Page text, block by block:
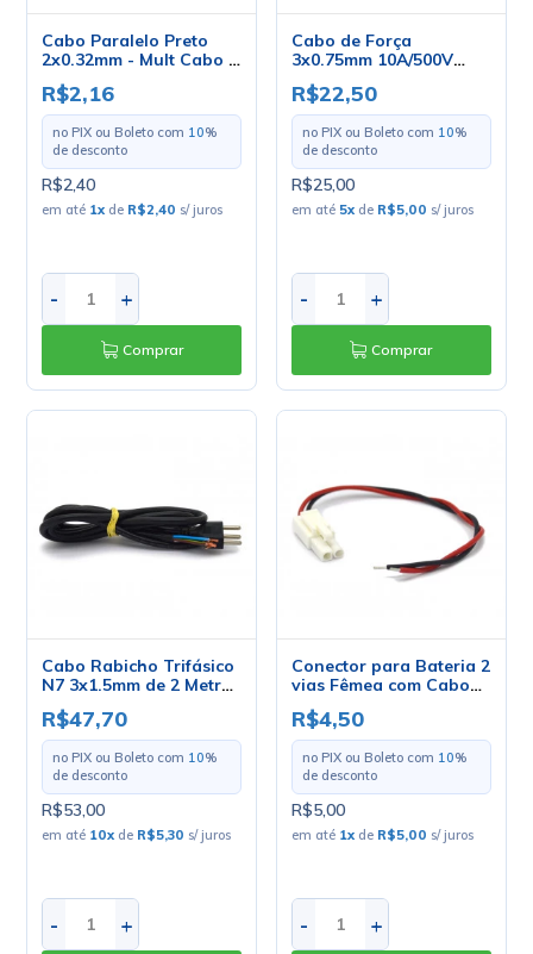
Cabo Paralelo Preto
2x0.32mm - Mult Cabo -
R$2,16
no PIX ou Boleto com 10%
de desconto
R$2,40
em até 1x de R$2,40 s/ juros
- +
Comprar
Cabo de Força
3x0.75mm 10A/500V
R$22,50
no PIX ou Boleto com 10%
de desconto
R$25,00
em até 5x de R$5,00 s/ juros
- +
Comprar
Cabo Rabicho Trifásico
N7 3x1.5mm de 2 Metros
- Mult Cabo
R$47,70
no PIX ou Boleto com 10%
de desconto
R$53,00
em até 10x de R$5,30 s/ juros
- +
Conector para Bateria 2
vias Fêmea com Cabo
de 15cm, suporta
Corrente de 20A - ELP-
2P - 31271
R$4,50
no PIX ou Boleto com 10%
de desconto
R$5,00
em até 1x de R$5,00 s/ juros
- +